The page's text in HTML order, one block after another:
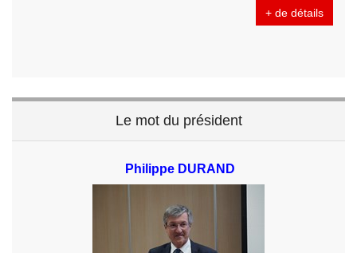
+ de détails
Le mot du président
Philippe DURAND